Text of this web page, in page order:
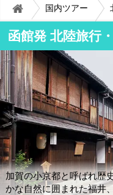
国内ツアー
函館発 北陸旅行
加賀の小京都と呼ばれ歴
かな自然に囲まれた福井